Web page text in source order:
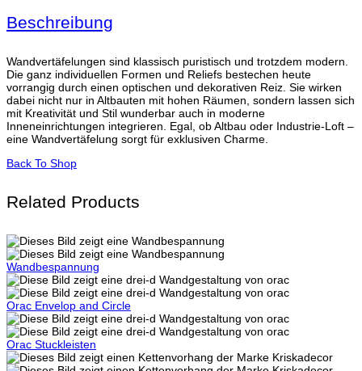
Beschreibung
Wandvertäfelungen sind klassisch puristisch und trotzdem modern.
Die ganz individuellen Formen und Reliefs bestechen heute
vorrangig durch einen optischen und dekorativen Reiz. Sie wirken
dabei nicht nur in Altbauten mit hohen Räumen, sondern lassen sich
mit Kreativität und Stil wunderbar auch in moderne
Inneneinrichtungen integrieren. Egal, ob Altbau oder Industrie-Loft –
eine Wandvertäfelung sorgt für exklusiven Charme.
Back To Shop
Related Products
Wandbespannung
Orac Envelop and Circle
Orac Stuckleisten